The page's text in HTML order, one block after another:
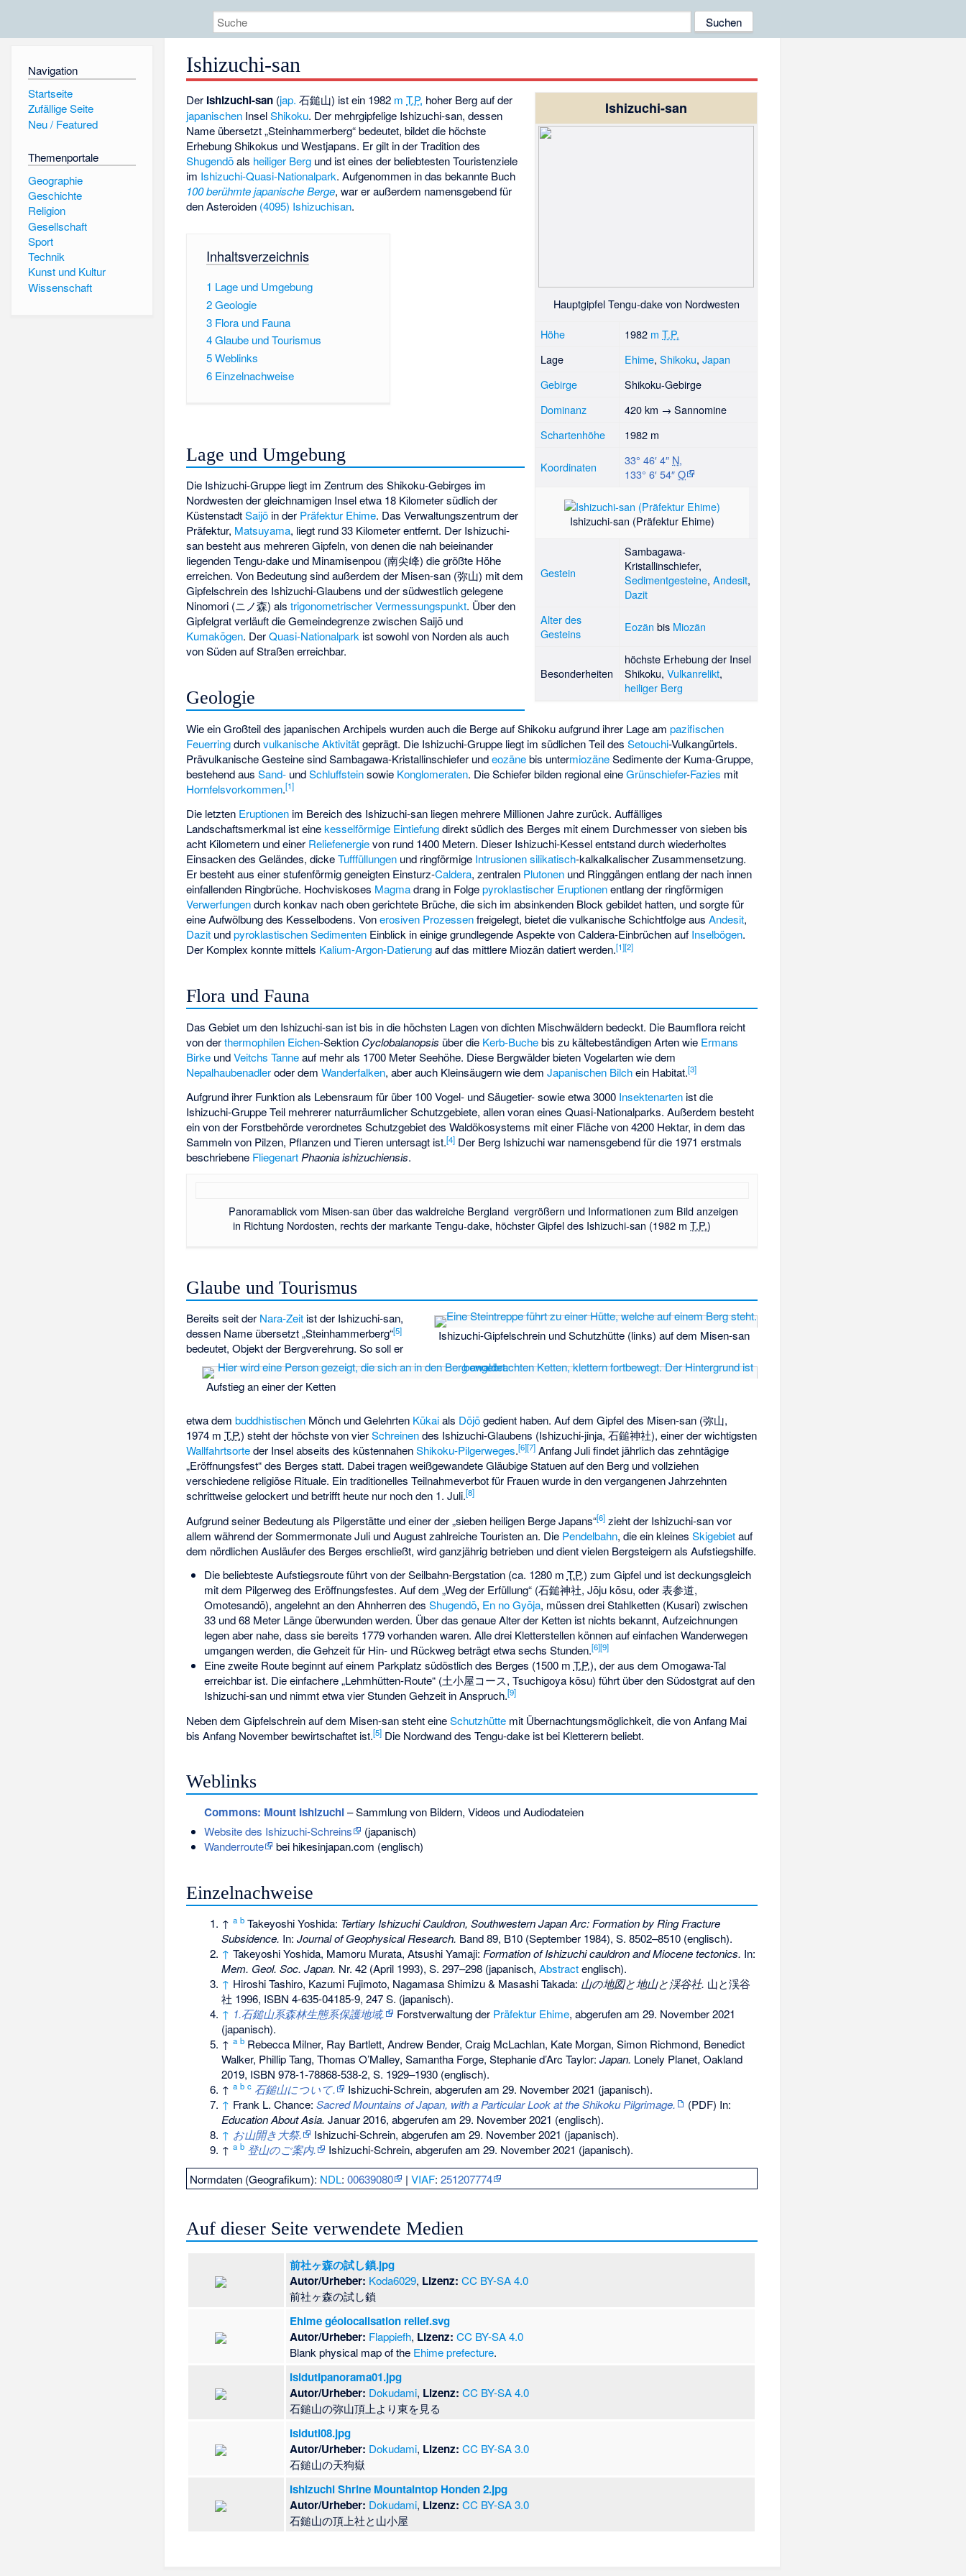
Navigation
Startseite
Zufällige Seite
Neu / Featured
Themenportale
Geographie
Geschichte
Religion
Gesellschaft
Sport
Technik
Kunst und Kultur
Wissenschaft
Ishizuchi-san
Ishizuchi-san
Hauptgipfel Tengu-dake von Nordwesten
Höhe 1982 mT.P.
Lage
Ehime,Shikoku,Japan
Gebirge
Shikoku-Gebirge
Dominanz
420 km →Sannomine
Schartenhöhe
1982 m
Koordinaten 33° 46′ 4″ N,
133° 6′ 54″O
Ishizuchi-san (Präfektur Ehime)
Gestein
Sambagawa-
Kristallinschiefer,
Sedimentgesteine,Andesit,
Dazit
Alter des
Gesteins
Eozän bis Miozän
Besonderheiten
höchste Erhebung der Insel
Shikoku,Vulkanrelikt,
heiliger Berg
Der Ishizuchi-san (jap. 石鎚山) ist ein 1982 mT.P. hoher Berg auf der
japanischen InselShikoku. Der mehrgipfelige Ishizuchi-san, dessen
Name übersetzt „Steinhammerberg“ bedeutet, bildet die höchste
Erhebung Shikokus und Westjapans. Er gilt in der Tradition des
Shugendōals heiliger Berg und ist eines der beliebtesten Touristenziele
im Ishizuchi-Quasi-Nationalpark. Aufgenommen in das bekannte Buch
100 berühmte japanische Berge, war er außerdem namensgebend für
den Asteroiden (4095) Ishizuchisan.
Inhaltsverzeichnis
1 Lage und Umgebung
2Geologie
3 Flora und Fauna
4Glaube und Tourismus
5Weblinks
6 Einzelnachweise
Lage und Umgebung
Die Ishizuchi-Gruppe liegt im Zentrum des Shikoku-Gebirges im
Nordwesten der gleichnamigen Insel etwa 18 Kilometer südlich der
KüstenstadtSaijō in der Präfektur Ehime. Das Verwaltungszentrum der
Präfektur, Matsuyama, liegt rund 33 Kilometer entfernt. Der Ishizuchi-
san besteht aus mehreren Gipfeln, von denen die nah beieinander
liegenden Tengu-dake und Minamisenpou (南尖峰) die größte Höhe
erreichen. Von Bedeutung sind außerdem der Misen-san (弥山) mit dem
Gipfelschrein des Ishizuchi-Glaubens und der südwestlich gelegene
Ninomori (ニノ森) alstrigonometrischer Vermessungspunkt. Über den
Gipfelgrat verläuft die Gemeindegrenze zwischen Saijō und
Kumakōgen. DerQuasi-Nationalpark ist sowohl von Norden als auch
von Süden auf Straßen erreichbar.
Geologie
Wie ein Großteil des japanischen Archipels wurden auch die Berge auf Shikoku aufgrund ihrer Lage ampazifischen
Feuerringdurchvulkanische Aktivitätgeprägt. Die Ishizuchi-Gruppe liegt im südlichen Teil desSetouchi-Vulkangürtels.
Prävulkanische Gesteine sind Sambagawa-Kristallinschiefer undeozänebis untermiozäneSedimente der Kuma-Gruppe,
bestehend ausSand- undSchluffsteinsowie Konglomeraten. Die Schiefer bilden regional eineGrünschiefer-Fazies mit
Hornfelsvorkommen.[1]
Die letzten Eruptionen im Bereich des Ishizuchi-san liegen mehrere Millionen Jahre zurück. Auffälliges
Landschaftsmerkmal ist einekesselförmige Eintiefungdirekt südlich des Berges mit einem Durchmesser von sieben bis
acht Kilometern und einer Reliefenergievon rund 1400 Metern. Dieser Ishizuchi-Kessel entstand durch wiederholtes
Einsacken des Geländes, dickeTufffüllungen und ringförmige Intrusionen silikatisch-kalkalkalischer Zusammensetzung.
Er besteht aus einer stufenförmig geneigten Einsturz-Caldera, zentralen Plutonen und Ringgängen entlang der nach innen
einfallenden Ringbrüche. Hochviskoses Magmadrang in Folgepyroklastischer Eruptionenentlang der ringförmigen
Verwerfungendurch konkav nach oben gerichtete Brüche, die sich im absinkenden Block gebildet hatten, und sorgte für
eine Aufwölbung des Kesselbodens. Vonerosiven Prozessenfreigelegt, bietet die vulkanische Schichtfolge ausAndesit,
Dazit undpyroklastischen Sedimenten Einblick in einige grundlegende Aspekte von Caldera-Einbrüchen auf Inselbögen.
Der Komplex konnte mittels Kalium-Argon-Datierungauf das mittlere Miozän datiert werden.[1][2]
Flora und Fauna
Das Gebiet um den Ishizuchi-san ist bis in die höchsten Lagen von dichten Mischwäldern bedeckt. Die Baumflora reicht
von derthermophilen Eichen-Sektion Cyclobalanopsis über die Kerb-Buchebis zu kältebeständigen Arten wie Ermans
Birke undVeitchs Tanneauf mehr als 1700 Meter Seehöhe. Diese Bergwälder bieten Vogelarten wie dem
Nepalhaubenadleroder demWanderfalken, aber auch Kleinsäugern wie demJapanischen Bilchein Habitat.[3]
Aufgrund ihrer Funktion als Lebensraum für über 100 Vogel- und Säugetier- sowie etwa 3000 Insektenarten ist die
Ishizuchi-Gruppe Teil mehrerer naturräumlicher Schutzgebiete, allen voran einesQuasi-Nationalparks. Außerdem besteht
ein von der Forstbehörde verordnetes Schutzgebiet des Waldökosystems mit einer Fläche von 4200 Hektar, in dem das
Sammeln von Pilzen, Pflanzen und Tieren untersagt ist.[4] Der Berg Ishizuchi war namensgebend für die 1971 erstmals
beschriebene Fliegenart Phaonia ishizuchiensis.
vergrößern und Informationen zum Bild anzeigen
Panoramablick vom Misen-san über das waldreiche Bergland
in Richtung Nordosten, rechts der markante Tengu-dake, höchster Gipfel des Ishizuchi-san (1982 mT.P.)
Glaube und Tourismus
Ishizuchi-Gipfelschrein und Schutzhütte (links) auf dem Misen-san
Aufstieg an einer der Ketten
Bereits seit der Nara-Zeit ist der Ishizuchi-san,
dessen Name übersetzt „Steinhammerberg“[5]
bedeutet, Objekt der Bergverehrung. So soll er
etwa dembuddhistischen Mönch und Gelehrten Kūkaials Dōjōgedient haben. Auf dem Gipfel des Misen-san (弥山,
1974 mT.P.) steht der höchste von vierSchreinendes Ishizuchi-Glaubens (Ishizuchi-jinja,石鎚神社), einer der wichtigsten
Wallfahrtsorteder Insel abseits des küstennahenShikoku-Pilgerweges.[6][7] Anfang Juli findet jährlich das zehntägige
„Eröffnungsfest“ des Berges statt. Dabei tragen weißgewandete Gläubige Statuen auf den Berg und vollziehen
verschiedene religiöse Rituale. Ein traditionelles Teilnahmeverbot für Frauen wurde in den vergangenen Jahrzehnten
schrittweise gelockert und betrifft heute nur noch den 1. Juli.[8]
Aufgrund seiner Bedeutung als Pilgerstätte und einer der „sieben heiligen Berge Japans“[6] zieht der Ishizuchi-san vor
allem während der Sommermonate Juli und August zahlreiche Touristen an. Die Pendelbahn, die ein kleinesSkigebietauf
dem nördlichen Ausläufer des Berges erschließt, wird ganzjährig betrieben und dient vielen Bergsteigern als Aufstiegshilfe.
Die beliebteste Aufstiegsroute führt von der Seilbahn-Bergstation (ca. 1280 m T.P.) zum Gipfel und ist deckungsgleich
mit dem Pilgerweg des Eröffnungsfestes. Auf dem „Weg der Erfüllung“ (石鎚神社, Jōju kōsu, oder表参道,
Omotesandō), angelehnt an den Ahnherren des Shugendō, En no Gyōja, müssen drei Stahlketten (Kusari) zwischen
33 und 68 Meter Länge überwunden werden. Über das genaue Alter der Ketten ist nichts bekannt, Aufzeichnungen
legen aber nahe, dass sie bereits 1779 vorhanden waren. Alle drei Kletterstellen können auf einfachen Wanderwegen
umgangen werden, die Gehzeit für Hin- und Rückweg beträgt etwa sechs Stunden.[6][9]
Eine zweite Route beginnt auf einem Parkplatz südöstlich des Berges (1500 m T.P.), der aus dem Omogawa-Tal
erreichbar ist. Die einfachere „Lehmhütten-Route“ (土小屋コース, Tsuchigoya kōsu) führt über den Südostgrat auf den
Ishizuchi-san und nimmt etwa vier Stunden Gehzeit in Anspruch.[9]
Neben dem Gipfelschrein auf dem Misen-san steht eineSchutzhütte mit Übernachtungsmöglichkeit, die von Anfang Mai
bis Anfang November bewirtschaftet ist.[5] Die Nordwand des Tengu-dake ist bei Kletterern beliebt.
Weblinks
Commons: Mount Ishizuchi– Sammlung von Bildern, Videos und Audiodateien
Website des Ishizuchi-Schreins
(japanisch)
Wanderroute
bei hikesinjapan.com (englisch)
Einzelnachweise
↑ a b Takeyoshi Yoshida: Tertiary Ishizuchi Cauldron, Southwestern Japan Arc: Formation by Ring Fracture
Subsidence. In: Journal of Geophysical Research. Band 89, B10 (September 1984), S. 8502–8510 (englisch).
↑ Takeyoshi Yoshida, Mamoru Murata, Atsushi Yamaji: Formation of Ishizuchi cauldron and Miocene tectonics. In:
Mem. Geol. Soc. Japan. Nr. 42 (April 1993), S. 297–298 (japanisch, Abstractenglisch).
↑ Hiroshi Tashiro, Kazumi Fujimoto, Nagamasa Shimizu & Masashi Takada: 山の地図と地山と渓谷社. 山と渓谷
社 1996, ISBN 4-635-04185-9, 247 S. (japanisch).
↑ 1.石鎚山系森林生態系保護地域. Forstverwaltung der Präfektur Ehime, abgerufen am 29. November 2021
(japanisch).
↑ a b Rebecca Milner, Ray Bartlett, Andrew Bender, Craig McLachlan, Kate Morgan, Simon Richmond, Benedict
Walker, Phillip Tang, Thomas O’Malley, Samantha Forge, Stephanie d’Arc Taylor: Japan. Lonely Planet, Oakland
2019, ISBN 978-1-78868-538-2, S. 1929–1930 (englisch).
↑ a b c 石鎚山について. Ishizuchi-Schrein, abgerufen am 29. November 2021 (japanisch).
↑ Frank L. Chance: Sacred Mountains of Japan, with a Particular Look at the Shikoku Pilgrimage.
(PDF) In:
Education About Asia. Januar 2016, abgerufen am 29. November 2021 (englisch).
↑ お山開き大祭. Ishizuchi-Schrein, abgerufen am 29. November 2021 (japanisch).
↑ a b 登山のご案内. Ishizuchi-Schrein, abgerufen am 29. November 2021 (japanisch).
Normdaten (Geografikum): NDL:00639080 |VIAF:251207774
Auf dieser Seite verwendete Medien
前社ヶ森の試し鎖.jpg
Autor/Urheber: Koda6029, Lizenz: CC BY-SA 4.0
前社ヶ森の試し鎖
Ehime géolocalisation relief.svg
Autor/Urheber: Flappiefh, Lizenz: CC BY-SA 4.0
Blank physical map of the Ehime prefecture.
Isidutipanorama01.jpg
Autor/Urheber: Dokudami, Lizenz: CC BY-SA 4.0
石鎚山の弥山頂上より東を見る
Isiduti08.jpg
Autor/Urheber: Dokudami, Lizenz: CC BY-SA 3.0
石鎚山の天狗嶽
Ishizuchi Shrine Mountaintop Honden 2.jpg
Autor/Urheber: Dokudami, Lizenz: CC BY-SA 3.0
石鎚山の頂上社と山小屋